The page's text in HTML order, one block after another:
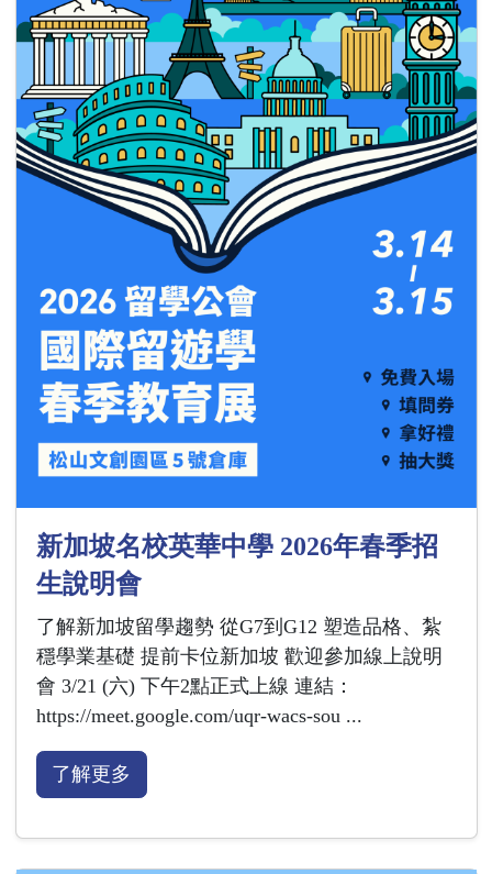
新加坡名校英華中學 2026年春季招
生說明會
了解新加坡留學趨勢 從G7到G12 塑造品格、紮
穩學業基礎 提前卡位新加坡 歡迎參加線上說明
會 3/21 (六) 下午2點正式上線 連結：
https://meet.google.com/uqr-wacs-sou ...
了解更多